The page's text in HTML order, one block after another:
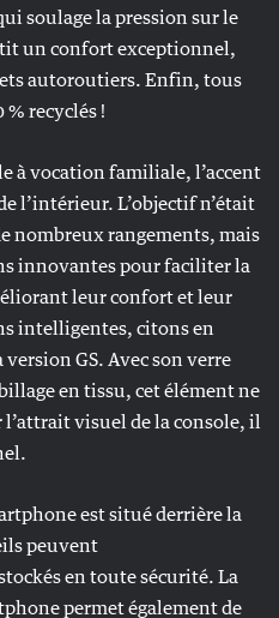
soulage la pression sur le
un confort exceptionnel,
autoroutiers. Enfin, tous
recyclés !
à vocation familiale, l’accent
l’intérieur. L’objectif n’était
nombreux rangements, mais
innovantes pour faciliter la
leur confort et leur
intelligentes, citons en
GS. Avec son verre
en tissu, cet élément ne
l’attrait visuel de la console, il
est situé derrière la
peuvent
en toute sécurité. La
permet également de